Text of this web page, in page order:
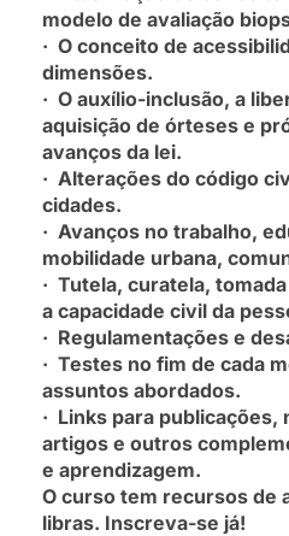
modelo de avaliação
· O conceito de
dimensões.
· O auxílio-inclusão, a
aquisição de órteses e
avanços da lei.
· Alterações do código
cidades.
· Avanços no trabalho,
mobilidade urbana,
· Tutela, curatela,
a capacidade civil da
· Regulamentações e
· Testes no fim de cada
assuntos abordados.
· Links para publicações,
artigos e outros
e aprendizagem.
O curso tem recursos de
libras. Inscreva-se já!